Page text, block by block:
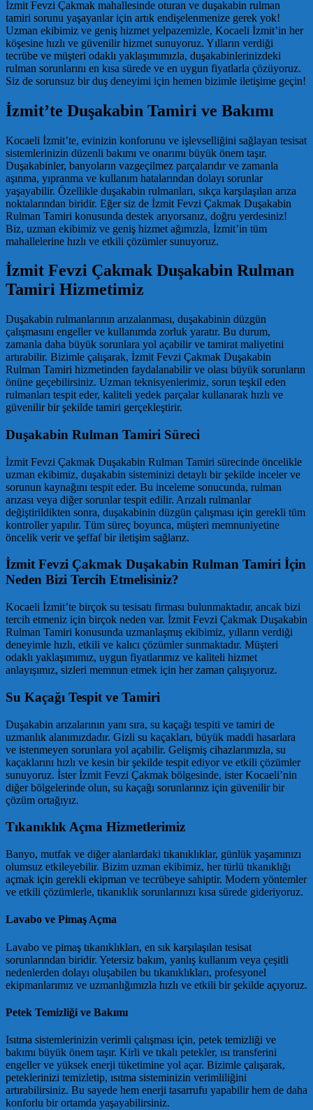
İzmit Fevzi Çakmak mahallesinde oturan ve duşakabin rulman
tamiri sorunu yaşayanlar için artık endişelenmenize gerek yok!
Uzman ekibimiz ve geniş hizmet yelpazemizle, Kocaeli İzmit’in her
köşesine hızlı ve güvenilir hizmet sunuyoruz. Yılların verdiği
tecrübe ve müşteri odaklı yaklaşımımızla, duşakabinlerinizdeki
rulman sorunlarını en kısa sürede ve en uygun fiyatlarla çözüyoruz.
Siz de sorunsuz bir duş deneyimi için hemen bizimle iletişime geçin!
İzmit’te Duşakabin Tamiri ve Bakımı
Kocaeli İzmit’te, evinizin konforunu ve işlevselliğini sağlayan tesisat
sistemlerinizin düzenli bakımı ve onarımı büyük önem taşır.
Duşakabinler, banyoların vazgeçilmez parçalarıdır ve zamanla
aşınma, yıpranma ve kullanım hatalarından dolayı sorunlar
yaşayabilir. Özellikle duşakabin rulmanları, sıkça karşılaşılan arıza
noktalarından biridir. Eğer siz de İzmit Fevzi Çakmak Duşakabin
Rulman Tamiri konusunda destek arıyorsanız, doğru yerdesiniz!
Biz, uzman ekibimiz ve geniş hizmet ağımızla, İzmit’in tüm
mahallelerine hızlı ve etkili çözümler sunuyoruz.
İzmit Fevzi Çakmak Duşakabin Rulman
Tamiri Hizmetimiz
Duşakabin rulmanlarının arızalanması, duşakabinin düzgün
çalışmasını engeller ve kullanımda zorluk yaratır. Bu durum,
zamanla daha büyük sorunlara yol açabilir ve tamirat maliyetini
artırabilir. Bizimle çalışarak, İzmit Fevzi Çakmak Duşakabin
Rulman Tamiri hizmetinden faydalanabilir ve olası büyük sorunların
önüne geçebilirsiniz. Uzman teknisyenlerimiz, sorun teşkil eden
rulmanları tespit eder, kaliteli yedek parçalar kullanarak hızlı ve
güvenilir bir şekilde tamiri gerçekleştirir.
Duşakabin Rulman Tamiri Süreci
İzmit Fevzi Çakmak Duşakabin Rulman Tamiri sürecinde öncelikle
uzman ekibimiz, duşakabin sisteminizi detaylı bir şekilde inceler ve
sorunun kaynağını tespit eder. Bu inceleme sonucunda, rulman
arızası veya diğer sorunlar tespit edilir. Arızalı rulmanlar
değiştirildikten sonra, duşakabinin düzgün çalışması için gerekli tüm
kontroller yapılır. Tüm süreç boyunca, müşteri memnuniyetine
öncelik verir ve şeffaf bir iletişim sağlarız.
İzmit Fevzi Çakmak Duşakabin Rulman Tamiri İçin
Neden Bizi Tercih Etmelisiniz?
Kocaeli İzmit’te birçok su tesisatı firması bulunmaktadır, ancak bizi
tercih etmeniz için birçok neden var. İzmit Fevzi Çakmak Duşakabin
Rulman Tamiri konusunda uzmanlaşmış ekibimiz, yılların verdiği
deneyimle hızlı, etkili ve kalıcı çözümler sunmaktadır. Müşteri
odaklı yaklaşımımız, uygun fiyatlarımız ve kaliteli hizmet
anlayışımız, sizleri memnun etmek için her zaman çalışıyoruz.
Su Kaçağı Tespit ve Tamiri
Duşakabin arızalarının yanı sıra, su kaçağı tespiti ve tamiri de
uzmanlık alanımızdadır. Gizli su kaçakları, büyük maddi hasarlara
ve istenmeyen sorunlara yol açabilir. Gelişmiş cihazlarımızla, su
kaçaklarını hızlı ve kesin bir şekilde tespit ediyor ve etkili çözümler
sunuyoruz. İster İzmit Fevzi Çakmak bölgesinde, ister Kocaeli’nin
diğer bölgelerinde olun, su kaçağı sorunlarınız için güvenilir bir
çözüm ortağıyız.
Tıkanıklık Açma Hizmetlerimiz
Banyo, mutfak ve diğer alanlardaki tıkanıklıklar, günlük yaşamınızı
olumsuz etkileyebilir. Bizim uzman ekibimiz, her türlü tıkanıklığı
açmak için gerekli ekipman ve tecrübeye sahiptir. Modern yöntemler
ve etkili çözümlerle, tıkanıklık sorunlarınızı kısa sürede gideriyoruz.
Lavabo ve Pimaş Açma
Lavabo ve pimaş tıkanıklıkları, en sık karşılaşılan tesisat
sorunlarından biridir. Yetersiz bakım, yanlış kullanım veya çeşitli
nedenlerden dolayı oluşabilen bu tıkanıklıkları, profesyonel
ekipmanlarımız ve uzmanlığımızla hızlı ve etkili bir şekilde açıyoruz.
Petek Temizliği ve Bakımı
Isıtma sistemlerinizin verimli çalışması için, petek temizliği ve
bakımı büyük önem taşır. Kirli ve tıkalı petekler, ısı transferini
engeller ve yüksek enerji tüketimine yol açar. Bizimle çalışarak,
peteklerinizi temizletip, ısıtma sisteminizin verimliliğini
artırabilirsiniz. Bu sayede hem enerji tasarrufu yapabilir hem de daha
konforlu bir ortamda yaşayabilirsiniz.